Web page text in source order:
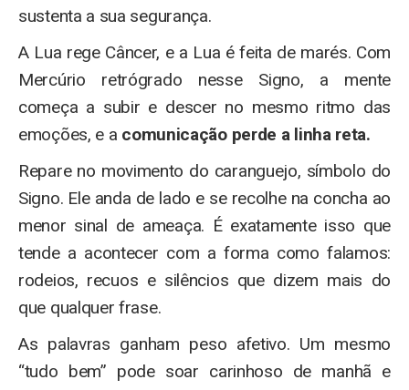
sustenta a sua segurança.
A Lua rege Câncer, e a Lua é feita de marés. Com
Mercúrio retrógrado nesse Signo, a mente
começa a subir e descer no mesmo ritmo das
emoções, e a comunicação perde a linha reta.
Repare no movimento do caranguejo, símbolo do
Signo. Ele anda de lado e se recolhe na concha ao
menor sinal de ameaça. É exatamente isso que
tende a acontecer com a forma como falamos:
rodeios, recuos e silêncios que dizem mais do
que qualquer frase.
As palavras ganham peso afetivo. Um mesmo
“tudo bem” pode soar carinhoso de manhã e